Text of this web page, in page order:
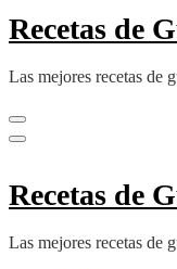
Recetas de
Las mejores recetas de
Recetas de
Las mejores recetas de